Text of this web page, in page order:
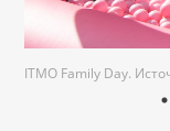
ITMO Family Day.